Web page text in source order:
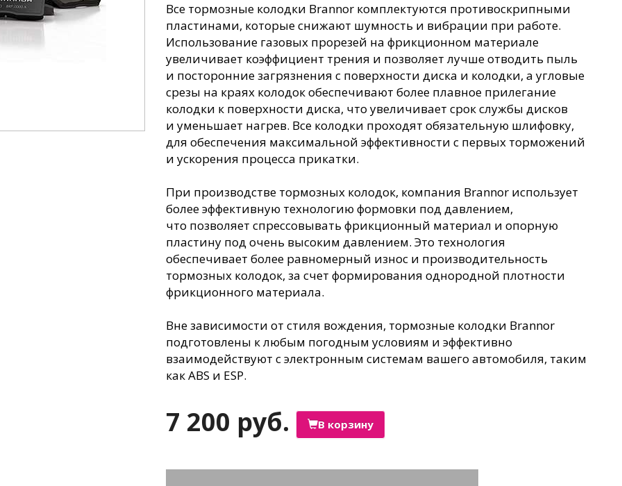
Все тормозные колодки Brannor комплектуются противоскрипными
пластинами, которые снижают шумность и вибрации при работе.
Использование газовых прорезей на фрикционном материале
увеличивает коэффициент трения и позволяет лучше отводить пыль
и посторонние загрязнения с поверхности диска и колодки, а угловые
срезы на краях колодок обеспечивают более плавное прилегание
колодки к поверхности диска, что увеличивает срок службы дисков
и уменьшает нагрев. Все колодки проходят обязательную шлифовку,
для обеспечения максимальной эффективности с первых торможений
и ускорения процесса прикатки.
При производстве тормозных колодок, компания Brannor использует
более эффективную технологию формовки под давлением,
что позволяет спрессовывать фрикционный материал и опорную
пластину под очень высоким давлением. Это технология
обеспечивает более равномерный износ и производительность
тормозных колодок, за счет формирования однородной плотности
фрикционного материала.
Вне зависимости от стиля вождения, тормозные колодки Brannor
подготовлены к любым погодным условиям и эффективно
взаимодействуют с электронным системам вашего автомобиля, таким
как ABS и ESP.
7 200 руб. В корзину